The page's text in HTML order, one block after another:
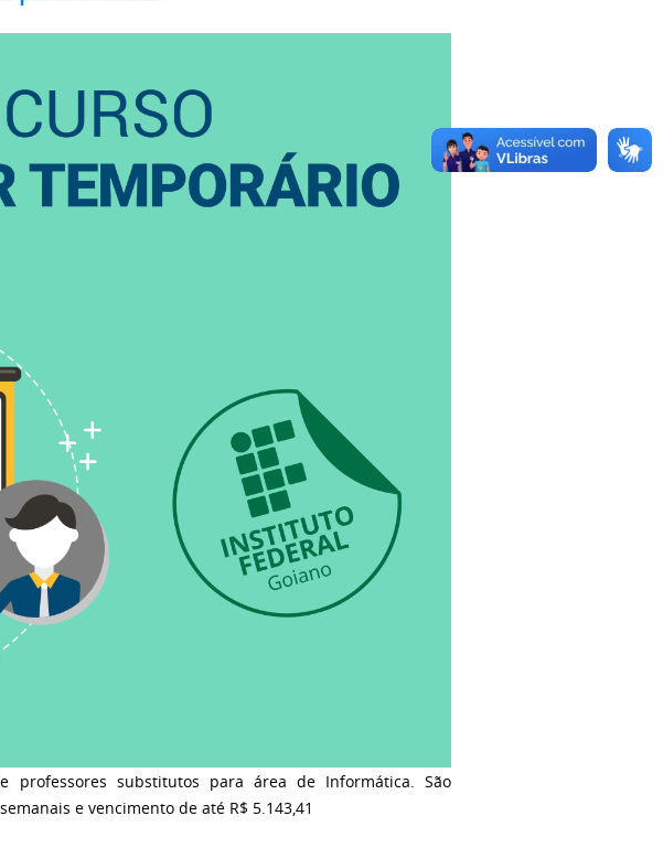
professores substitutos para área de Informática. São
e vencimento de até R$ 5.143,41